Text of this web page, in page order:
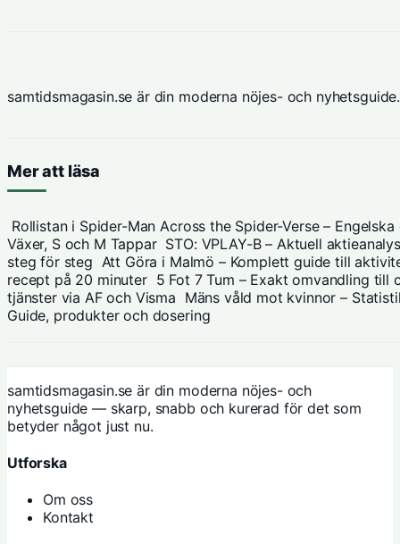
samtidsmagasin.se är din moderna nöjes- och
Mer att läsa
Rollistan i Spider-Man Across the Spider-Verse –
Växer, S och M Tappar STO: VPLAY-B – Aktuell
steg för steg Att Göra i Malmö – Komplett guide till
recept på 20 minuter 5 Fot 7 Tum – Exakt omvandling till
tjänster via AF och Visma Mäns våld mot kvinnor –
Guide, produkter och dosering
samtidsmagasin.se är din moderna nöjes- och
nyhetsguide — skarp, snabb och kurerad för det som
betyder något just nu.
Utforska
Om oss
Kontakt